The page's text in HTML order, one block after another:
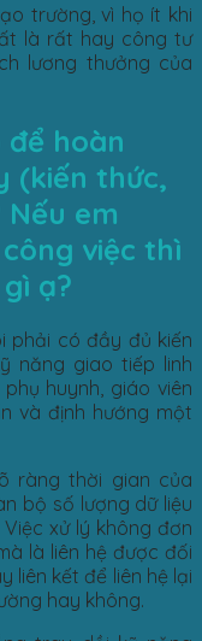
trường, vì họ ít khi
là rất hay công tư
lương thưởng của
để hoàn
(kiến thức,
em
việc thì
ạ?
phải có đầy đủ kiến
năng giao tiếp linh
huynh, giáo viên
và định hướng một
ràng thời gian của
bộ số lượng dữ liệu
xử lý không đơn
là liên hệ được đối
liên kết để liên hệ lại
hay không.